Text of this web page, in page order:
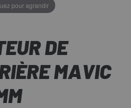
pour agrandir
DE
MAVIC